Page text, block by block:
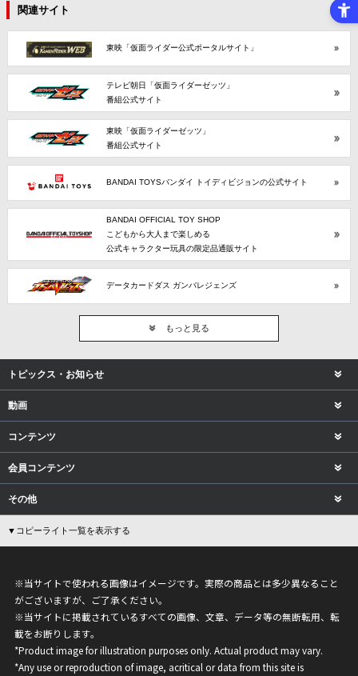
関連サイト
東映「仮面ライダー公式ポータルサイト」
テレビ朝日「仮面ライダーゼッツ」
番組公式サイト
東映「仮面ライダーゼッツ」
番組公式サイト
BANDAI TOYSバンダイ トイディビジョンの公式サイト
BANDAI OFFICIAL TOY SHOP
こどもから大人まで楽しめる
公式キャラクター玩具の限定品通販サイト
データカードダス ガンバレジェンズ
もっと見る
トピックス・お知らせ
動画
コンテンツ
会員コンテンツ
その他
▼コピーライト一覧を表示する
※当サイトで使われる画像はイメージです。実際の商品とは多少異なること
がございますが、ご了承ください。
※当サイトに掲載されているすべての画像、文章、データ等の無断転用、転
載をお断りします。
*Product image for illustration purposes only. Actual product may vary.
*Any use or reproduction of image, acritical or data from this site is